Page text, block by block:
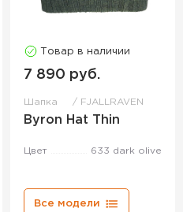
Товар в наличии
7 890 руб.
Шапка FJALLRAVEN
Byron Hat Thin
Цвет 633 dark olive
Все модели